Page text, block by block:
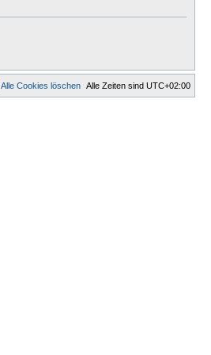
Alle Zeiten sind UTC+02:00
Alle Cookies löschen